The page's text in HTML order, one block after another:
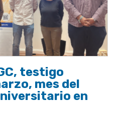
testigo
mes del
en